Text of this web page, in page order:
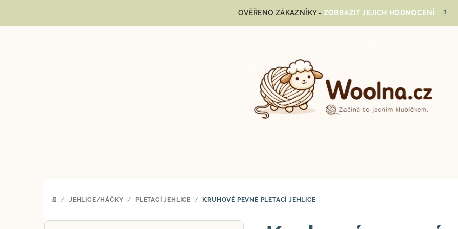
OVĚŘENO ZÁKAZNÍKY - ZOBRAZIT JEJICH HODNOCENÍ
DOMŮ
/ JEHLICE/HÁČKY / PLETACÍ JEHLICE / KRUHOVÉ PEVNÉ PLETACÍ JEHLICE